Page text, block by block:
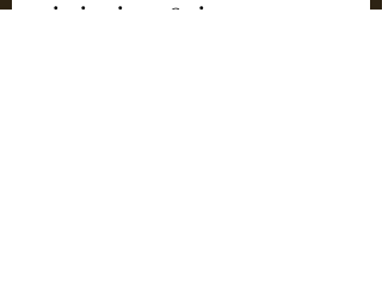
என்றும் படக் குழுவினர்